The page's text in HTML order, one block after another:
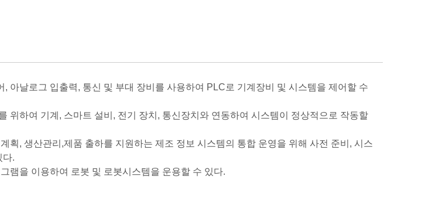
, 아날로그 입출력, 통신 및 부대 장비를 사용하여 PLC로 기계장비 및 시스템을 제어할 수
위하여 기계, 스마트 설비, 전기 장치, 통신장치와 연동하여 시스템이 정상적으로 작동할
획, 생산관리,제품 출하를 지원하는 제조 정보 시스템의 통합 운영을 위해 사전 준비, 시스
다.
램을 이용하여 로봇 및 로봇시스템을 운용할 수 있다.